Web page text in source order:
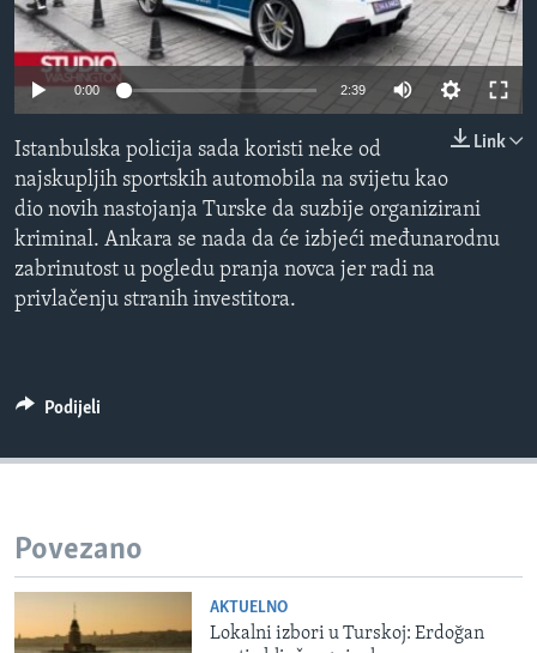
MAGAZIN
O GLASU AMERIKE
PRATITE NAS
Jezici
0:00 2:39
Link
Istanbulska policija sada koristi neke od
najskupljih sportskih automobila na svijetu kao
dio novih nastojanja Turske da suzbije organizirani
kriminal. Ankara se nada da će izbjeći međunarodnu
zabrinutost u pogledu pranja novca jer radi na
privlačenju stranih investitora.
Podijeli
Povezano
AKTUELNO
Lokalni izbori u Turskoj: Erdoğan